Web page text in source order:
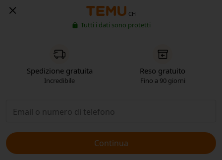
CH
Tutti i dati sono protetti
Spedizione gratuita
Incredibile
Reso gratuito
Fino a 90 giorni
Continua